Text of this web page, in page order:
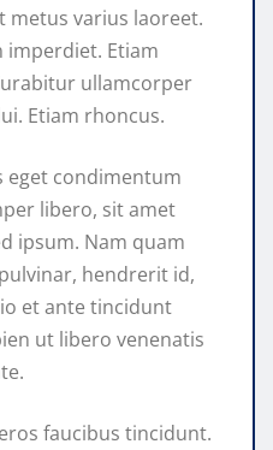
metus varius laoreet.
imperdiet. Etiam
ullamcorper
Etiam rhoncus.
eget condimentum
libero, sit amet
ipsum. Nam quam
hendrerit id,
et ante tincidunt
ut libero venenatis
faucibus tincidunt.